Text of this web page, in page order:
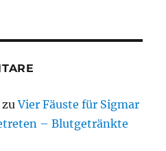
zuVier Fäuste für Sigmar
– Blutgetränkte